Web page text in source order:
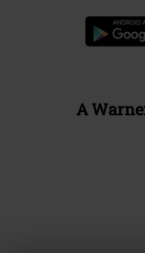
A